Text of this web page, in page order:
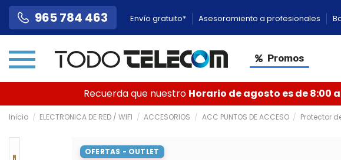
965 784 463 Envío gratuito* Asesoramiento a profesionales
Promos
Recuerda que nuestro Horario de agosto es de 8:00 a
Inicio ELECTRONICA DE RED / WIFI ACCESORIOS ACC PUNTOS DE ACCESO Protector
OFERTAS - OUTLET